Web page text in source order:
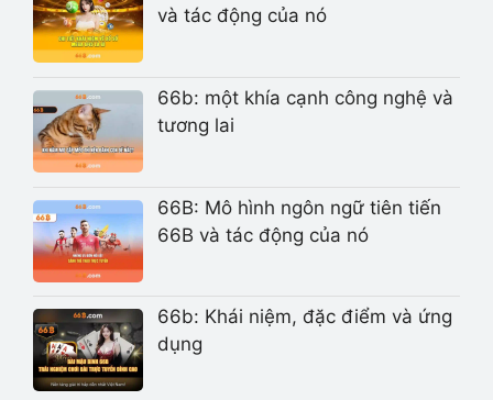
và tác động của nó
66b: một khía cạnh công nghệ và
tương lai
66B: Mô hình ngôn ngữ tiên tiến
66B và tác động của nó
66b: Khái niệm, đặc điểm và ứng
dụng